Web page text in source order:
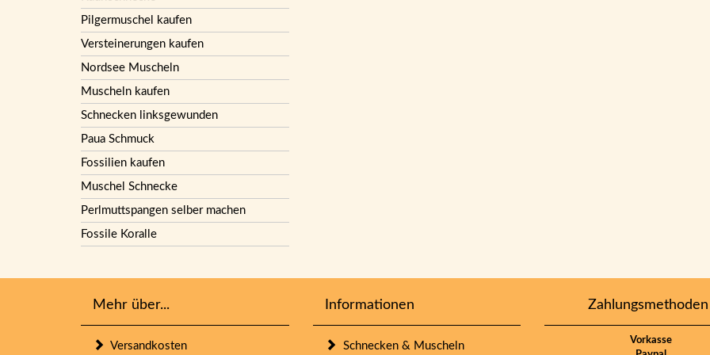
Pilgermuschel kaufen
Versteinerungen kaufen
Nordsee Muscheln
Muscheln kaufen
Schnecken linksgewunden
Paua Schmuck
Fossilien kaufen
Muschel Schnecke
Perlmuttspangen selber machen
Fossile Koralle
Mehr über...
Versandkosten
Informationen
Schnecken & Muscheln
Zahlungsmethoden
Vorkasse